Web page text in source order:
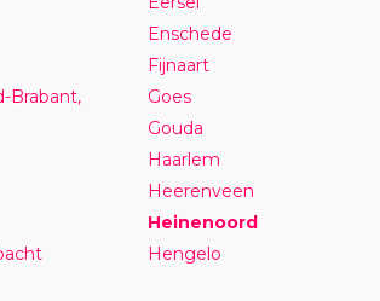
Enschede
Fijnaart
Brabant,
Goes
Gouda
Haarlem
Heerenveen
Heinenoord
Hengelo